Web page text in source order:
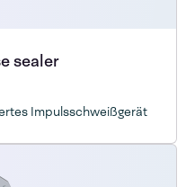
sealer
Impulsschweißgerät